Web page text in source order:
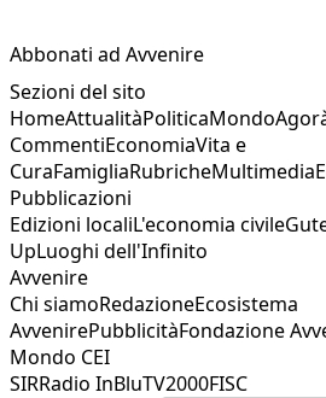
Abbonati ad Avvenire
Sezioni del sito
HomeAttualitàPoliticaMondo
CommentiEconomiaVita e
CuraFamigliaRubricheMultimedia
Pubblicazioni
Edizioni localiL'economia civile
UpLuoghi dell'Infinito
Avvenire
Chi siamoRedazioneEcosistema
AvvenirePubblicitàFondazione
Mondo CEI
SIRRadio InBluTV2000FISC